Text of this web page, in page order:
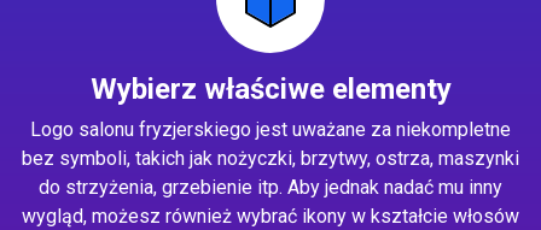
Wybierz właściwe elementy
Logo salonu fryzjerskiego jest uważane za niekompletne
bez symboli, takich jak nożyczki, brzytwy, ostrza, maszynki
do strzyżenia, grzebienie itp. Aby jednak nadać mu inny
wygląd, możesz również wybrać ikony w kształcie włosów